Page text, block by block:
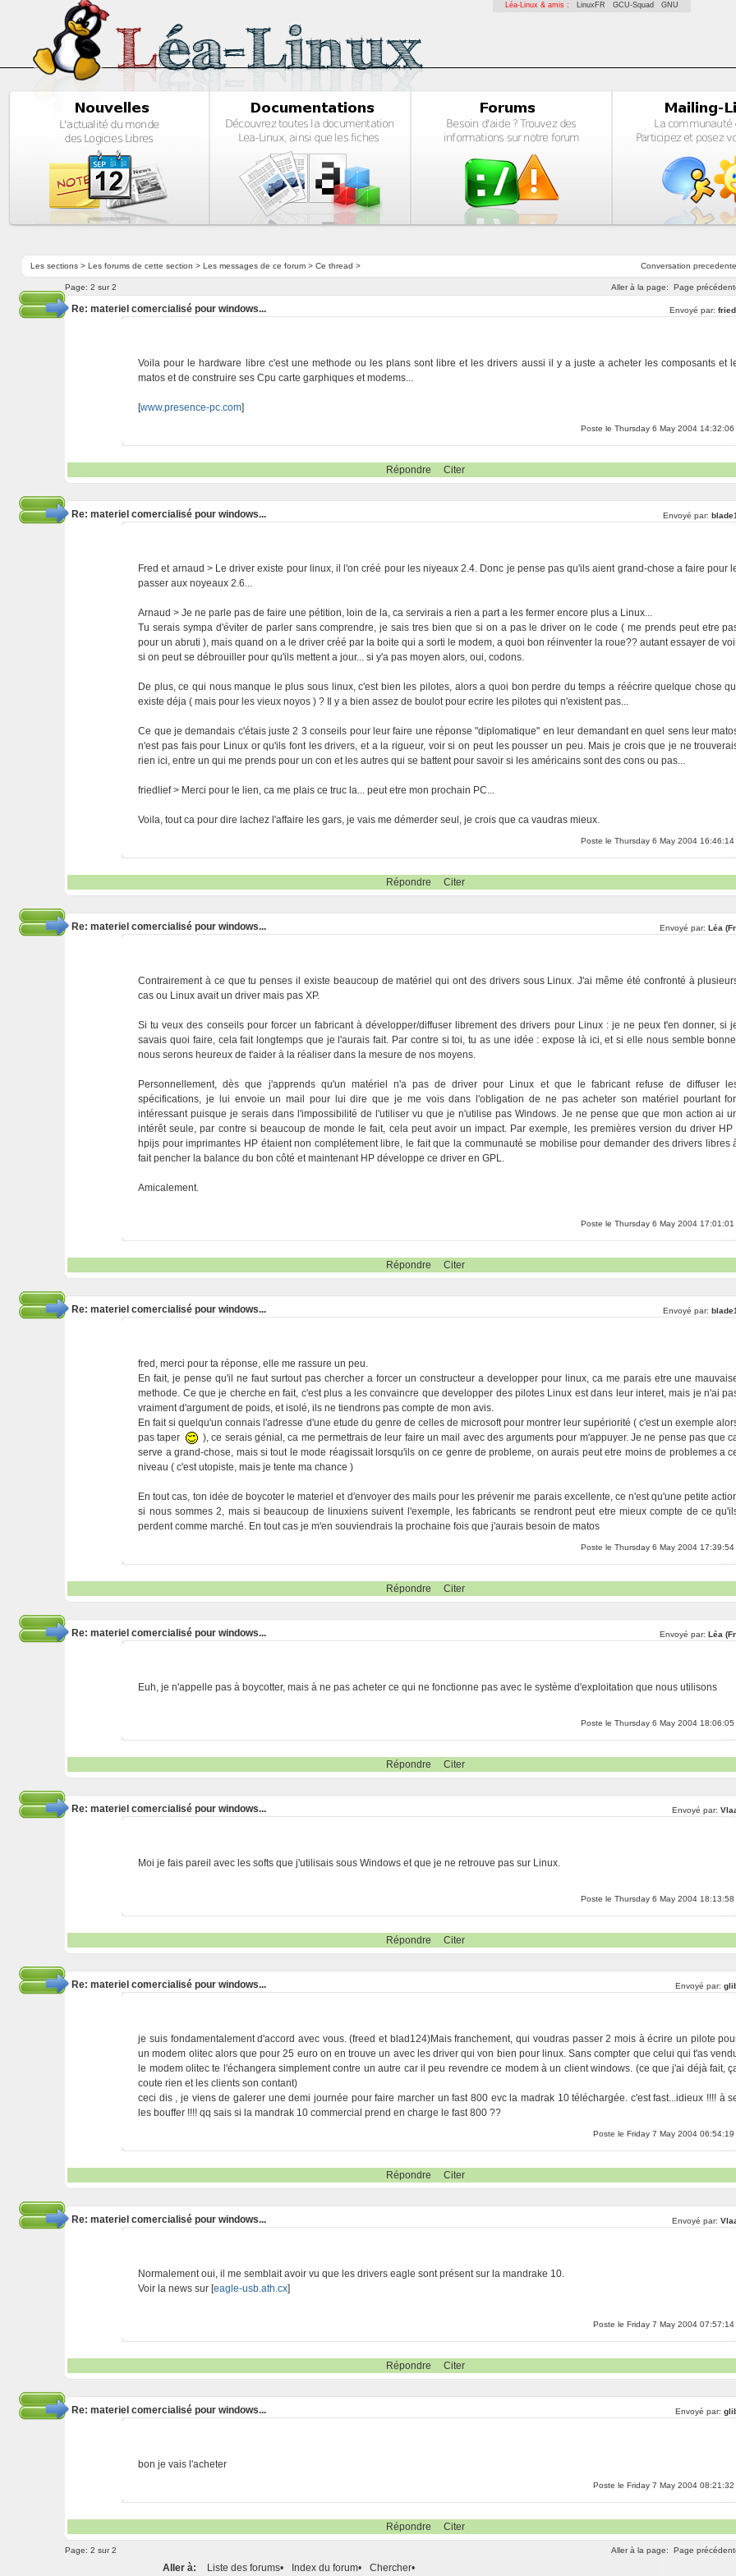
Léa-Linux & amis : LinuxFR GCU-Squad GNU
Conversation precedente
Les sections> Les forums de cette section > Les messages de ce forum> Ce thread >
Aller à la page: Page
Page: 2 sur 2
Re: materiel comercialisé pour windows... Envoyé par:
Voila pour le hardware libre c'est une methode ou les plans sont libre et les drivers aussi il y a juste a acheter les composants et
matos et de construire ses Cpu carte garphiques et modems...
[www.presence-pc.com]
Poste le Thursday 6 May 2004 14:32:06
Répondre Citer
Re: materiel comercialisé pour windows... Envoyé par:
Fred et arnaud > Le driver existe pour linux, il l'on créé pour les niyeaux 2.4. Donc je pense pas qu'ils aient grand-chose a faire pour
passer aux noyeaux 2.6...
Arnaud > Je ne parle pas de faire une pétition, loin de la, ca servirais a rien a part a les fermer encore plus a Linux...
Tu serais sympa d'éviter de parler sans comprendre, je sais tres bien que si on a pas le driver on le code ( me prends peut etre
pour un abruti ), mais quand on a le driver créé par la boite qui a sorti le modem, a quoi bon réinventer la roue?? autant essayer de
si on peut se débrouiller pour qu'ils mettent a jour... si y'a pas moyen alors, oui, codons.
De plus, ce qui nous manque le plus sous linux, c'est bien les pilotes, alors a quoi bon perdre du temps a réécrire quelque chose
existe déja ( mais pour les vieux noyos ) ? Il y a bien assez de boulot pour ecrire les pilotes qui n'existent pas...
Ce que je demandais c'étais juste 2 3 conseils pour leur faire une réponse "diplomatique" en leur demandant en quel sens leur
n'est pas fais pour Linux or qu'ils font les drivers, et a la rigueur, voir si on peut les pousser un peu. Mais je crois que je ne
rien ici, entre un qui me prends pour un con et les autres qui se battent pour savoir si les américains sont des cons ou pas...
friedlief > Merci pour le lien, ca me plais ce truc la... peut etre mon prochain PC...
Voila, tout ca pour dire lachez l'affaire les gars, je vais me démerder seul, je crois que ca vaudras mieux.
Poste le Thursday 6 May 2004 16:46:14
Répondre Citer
Re: materiel comercialisé pour windows... Envoyé par: Léa
Contrairement à ce que tu penses il existe beaucoup de matériel qui ont des drivers sous Linux. J'ai même été confronté à
cas ou Linux avait un driver mais pas XP.
Si tu veux des conseils pour forcer un fabricant à développer/diffuser librement des drivers pour Linux : je ne peux t'en donner, si
savais quoi faire, cela fait longtemps que je l'aurais fait. Par contre si toi, tu as une idée : expose là ici, et si elle nous semble
nous serons heureux de t'aider à la réaliser dans la mesure de nos moyens.
Personnellement, dès que j'apprends qu'un matériel n'a pas de driver pour Linux et que le fabricant refuse de diffuser
spécifications, je lui envoie un mail pour lui dire que je me vois dans l'obligation de ne pas acheter son matériel pourtant
intéressant puisque je serais dans l'impossibilité de l'utiliser vu que je n'utilise pas Windows. Je ne pense que que mon action ai
intérêt seule, par contre si beaucoup de monde le fait, cela peut avoir un impact. Par exemple, les premières version du driver HP
hpijs pour imprimantes HP étaient non complétement libre, le fait que la communauté se mobilise pour demander des drivers libres
fait pencher la balance du bon côté et maintenant HP développe ce driver en GPL.
Amicalement.
Poste le Thursday 6 May 2004 17:01:01
Répondre Citer
Re: materiel comercialisé pour windows... Envoyé par:
fred, merci pour ta réponse, elle me rassure un peu.
En fait, je pense qu'il ne faut surtout pas chercher a forcer un constructeur a developper pour linux, ca me parais etre une
methode. Ce que je cherche en fait, c'est plus a les convaincre que developper des pilotes Linux est dans leur interet, mais je n'ai
vraiment d'argument de poids, et isolé, ils ne tiendrons pas compte de mon avis.
En fait si quelqu'un connais l'adresse d'une etude du genre de celles de microsoft pour montrer leur supériorité ( c'est un exemple
pas taper
), ce serais génial, ca me permettrais de leur faire un mail avec des arguments pour m'appuyer. Je ne pense pas que
serve a grand-chose, mais si tout le mode réagissait lorsqu'ils on ce genre de probleme, on aurais peut etre moins de problemes a
niveau ( c'est utopiste, mais je tente ma chance )
En tout cas, ton idée de boycoter le materiel et d'envoyer des mails pour les prévenir me parais excellente, ce n'est qu'une petite
si nous sommes 2, mais si beaucoup de linuxiens suivent l'exemple, les fabricants se rendront peut etre mieux compte de ce
perdent comme marché. En tout cas je m'en souviendrais la prochaine fois que j'aurais besoin de matos
Poste le Thursday 6 May 2004 17:39:54
Répondre Citer
Re: materiel comercialisé pour windows... Envoyé par: Léa
Euh, je n'appelle pas à boycotter, mais à ne pas acheter ce qui ne fonctionne pas avec le système d'exploitation que nous utilisons
Poste le Thursday 6 May 2004 18:06:05
Répondre Citer
Re: materiel comercialisé pour windows... Envoyé par:
Moi je fais pareil avec les softs que j'utilisais sous Windows et que je ne retrouve pas sur Linux.
Poste le Thursday 6 May 2004 18:13:58
Répondre Citer
Re: materiel comercialisé pour windows... Envoyé par:
je suis fondamentalement d'accord avec vous. (freed et blad124)Mais franchement, qui voudras passer 2 mois à écrire un pilote
un modem olitec alors que pour 25 euro on en trouve un avec les driver qui von bien pour linux. Sans compter que celui qui t'as
le modem olitec te l'échangera simplement contre un autre car il peu revendre ce modem à un client windows. (ce que j'ai déjà fait,
coute rien et les clients son contant)
ceci dis , je viens de galerer une demi journée pour faire marcher un fast 800 evc la madrak 10 téléchargée. c'est fast...idieux !!!! à
les bouffer !!!! qq sais si la mandrak 10 commercial prend en charge le fast 800 ??
Poste le Friday 7 May 2004 06:54:19
Répondre Citer
Re: materiel comercialisé pour windows... Envoyé par:
Normalement oui, il me semblait avoir vu que les drivers eagle sont présent sur la mandrake 10.
Voir la news sur [eagle-usb.ath.cx]
Poste le Friday 7 May 2004 07:57:14
Répondre Citer
Re: materiel comercialisé pour windows... Envoyé par:
bon je vais l'acheter
Poste le Friday 7 May 2004 08:21:32
Répondre Citer
Aller à la page: Page
Page: 2 sur 2
Aller à: Liste des forums• Index du forum• Chercher•